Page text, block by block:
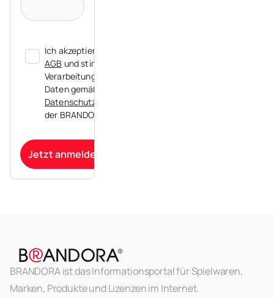
Ich akzeptiere die
AGB und stimme der
Verarbeitung meiner
Daten gemäß der
Datenschutzerklärung
der BRANDORA zu.
Jetzt anmelden
BRANDORA ist das Informationsportal für Spielwaren,
Marken, Produkte und Lizenzen im Internet.